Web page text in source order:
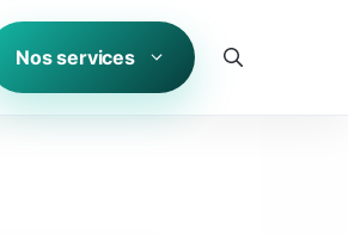
Nos services